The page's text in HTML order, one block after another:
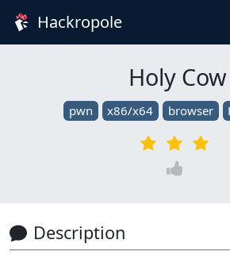
Hackropole
Holy Cow
pwn x86/x64 browser
Description